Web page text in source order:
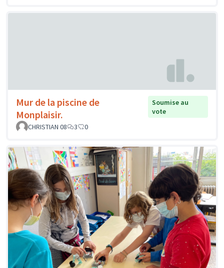
Mur de la piscine de
Monplaisir.
Soumise au
vote
CHRISTIAN 08
3 0